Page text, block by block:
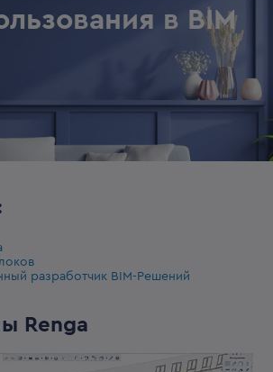
в BIM
разработчик BIM-Решений
Renga